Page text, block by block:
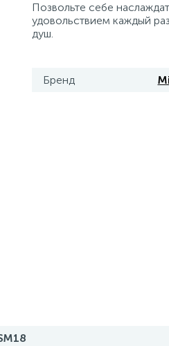
Позвольте себе
удовольствием каждый
душ.
Бренд